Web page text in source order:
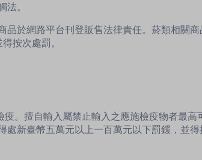
法。
於網路平台刊登販售法律責任。菸類相關商
按次處罰。
。擅自輸入屬禁止輸入之應施檢疫物者最高
新臺幣五萬元以上一百萬元以下罰鍰，並得